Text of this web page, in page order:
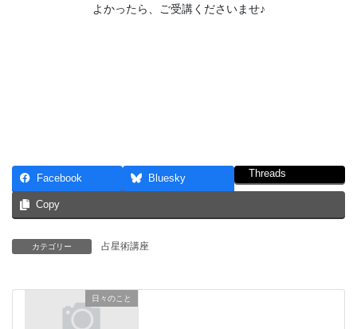
よかったら、ご受講くださいませ♪
Facebook Bluesky Threads
Copy
カテゴリー 占星術講座
日々のこと